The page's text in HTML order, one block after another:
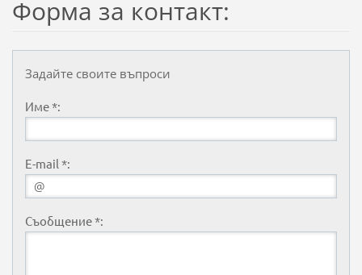
Форма за контакт:
Задайте своите въпроси
Име *:
E-mail *:
Съобщение *: